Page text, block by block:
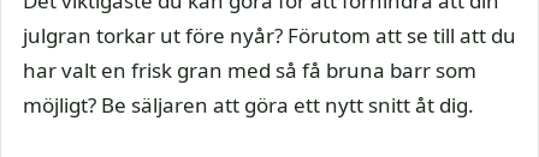
julgran torkar ut före nyår? Förutom att se till att du
har valt en frisk gran med så få bruna barr som
möjligt? Be säljaren att göra ett nytt snitt åt dig.